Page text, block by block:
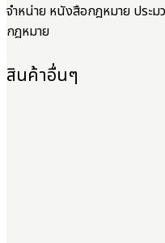
จำหน่าย หนังสือกฎหมาย ประม
กฎหมาย
สินค้าอื่นๆ